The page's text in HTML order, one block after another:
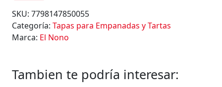
SKU: 7798147850055
Categoría: Tapas para Empanadas y Tartas
Marca: El Nono
Tambien te podría interesar: